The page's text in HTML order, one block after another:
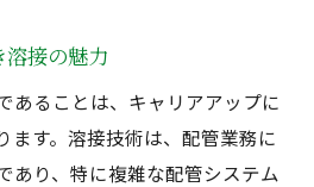
接の魅力
あることは、キャリアアップに
ます。溶接技術は、配管業務に
あり、特に複雑な配管システム